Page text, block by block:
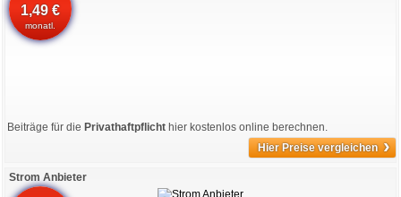
1,49 €
monatl.
Beiträge für die Privathaftpflicht hier kostenlos online berechnen.
Hier Preise vergleichen ›
Strom Anbieter